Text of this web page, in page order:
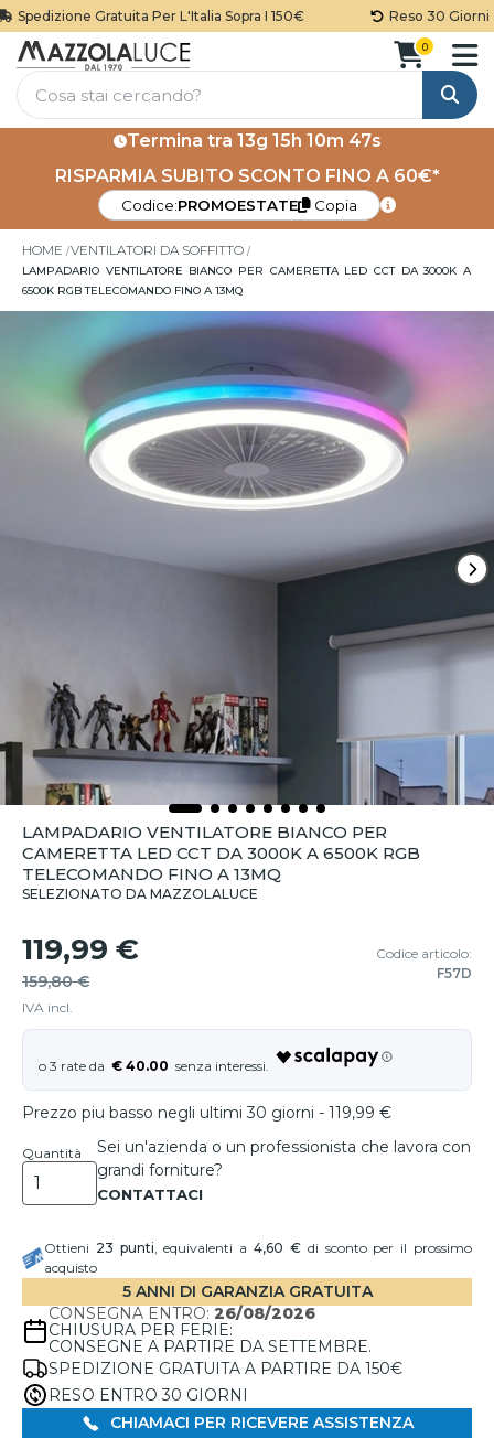
Gratuita Per L'Italia Sopra I 150€ Reso 30 Giorni
Cerca
0
Termina tra 13g 15h 10m 46s
RISPARMIA SUBITO SCONTO FINO A 60€*
Codice:PROMOESTATE Copia
HOME VENTILATORI DA SOFFITTO
LAMPADARIO VENTILATORE BIANCO PER CAMERETTA LED CCT DA 3000K A
6500K RGB TELECOMANDO FINO A 13MQ
LAMPADARIO VENTILATORE BIANCO PER
CAMERETTA LED CCT DA 3000K A 6500K RGB
TELECOMANDO FINO A 13MQ
SELEZIONATO DA MAZZOLALUCE
119,99 €
159,80 €
IVA incl.
Codice articolo:
F57D
€ 40.00
Prezzo piu basso negli ultimi 30 giorni - 119,99 €
Quantità
Sei un'azienda o un professionista che lavora con
grandi forniture?
Ottieni 23 punti, equivalenti a4,60 €di sconto per il prossimo
acquisto
5 ANNI DI GARANZIA GRATUITA
CONSEGNA ENTRO: 26/08/2026
CHIUSURA PER FERIE:
CONSEGNE A PARTIRE DA SETTEMBRE.
SPEDIZIONE GRATUITA A PARTIRE DA 150€
RESO ENTRO 30 GIORNI
CHIAMACI PER RICEVERE ASSISTENZA